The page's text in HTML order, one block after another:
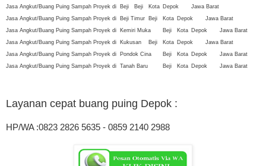
Jasa Angkut/Buang Puing Sampah Proyek di
Beji Beji Kota Depok
Jawa Barat
Jasa Angkut/Buang Puing Sampah Proyek di
Beji Timur Beji Kota Depok
Jawa Barat
Jasa Angkut/Buang Puing Sampah Proyek di
Kemiri Muka Beji Kota Depok
Jawa Barat
Jasa Angkut/Buang Puing Sampah Proyek di
Kukusan Beji Kota Depok
Jawa Barat
Jasa Angkut/Buang Puing Sampah Proyek di
Pondok Cina Beji Kota Depok
Jawa Barat
Jasa Angkut/Buang Puing Sampah Proyek di Tanah Baru Beji Kota Depok Jawa Barat
Layanan cepat buang puing Depok :
HP/WA :0823 2826 5635 - 0859 2140 2988